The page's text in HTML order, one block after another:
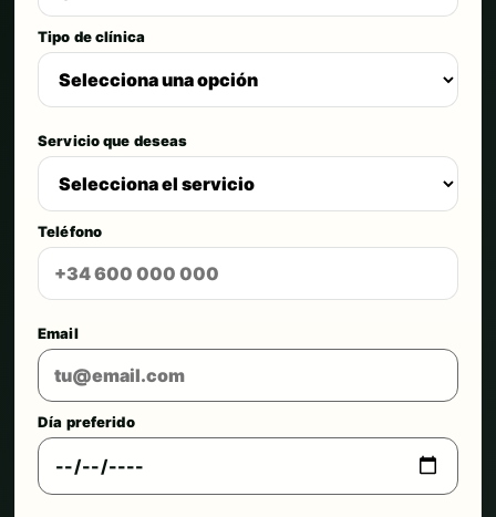
Tipo de clínica
Servicio que deseas
Teléfono
Email
Día preferido